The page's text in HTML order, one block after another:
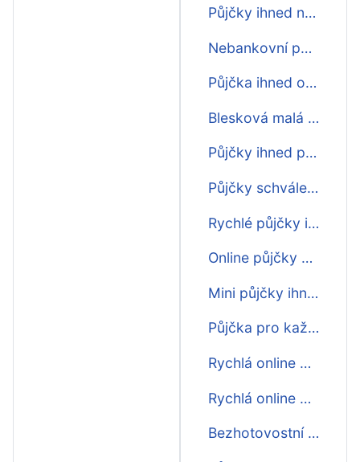
Půjčky ihned na splátky
Nebankovní půjčky schválení ihned
Půjčka ihned o víkendu po telefonu
Blesková malá půjčka ihned
Půjčky ihned první zdarma
Půjčky schválení online ihned
Rychlé půjčky ihned na účet do výplaty
Online půjčky o víkendu ihned na účet
Mini půjčky ihned
Půjčka pro každého ihned
Rychlá online půjčka ihned
Rychlá online půjčka ihned na 30 dní
Bezhotovostní půjčky ihned na ruku